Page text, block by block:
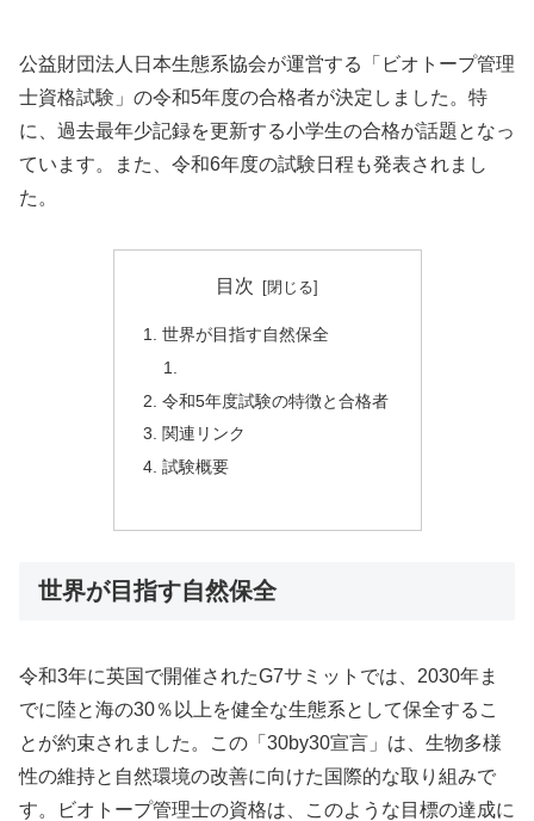
公益財団法人日本生態系協会が運営する「ビオトープ管理
士資格試験」の令和5年度の合格者が決定しました。特
に、過去最年少記録を更新する小学生の合格が話題となっ
ています。また、令和6年度の試験日程も発表されまし
た。
目次
世界が目指す自然保全
令和5年度試験の特徴と合格者
関連リンク
試験概要
世界が目指す自然保全
令和3年に英国で開催されたG7サミットでは、2030年ま
でに陸と海の30％以上を健全な生態系として保全するこ
とが約束されました。この「30by30宣言」は、生物多様
性の維持と自然環境の改善に向けた国際的な取り組みで
す。ビオトープ管理士の資格は、このような目標の達成に